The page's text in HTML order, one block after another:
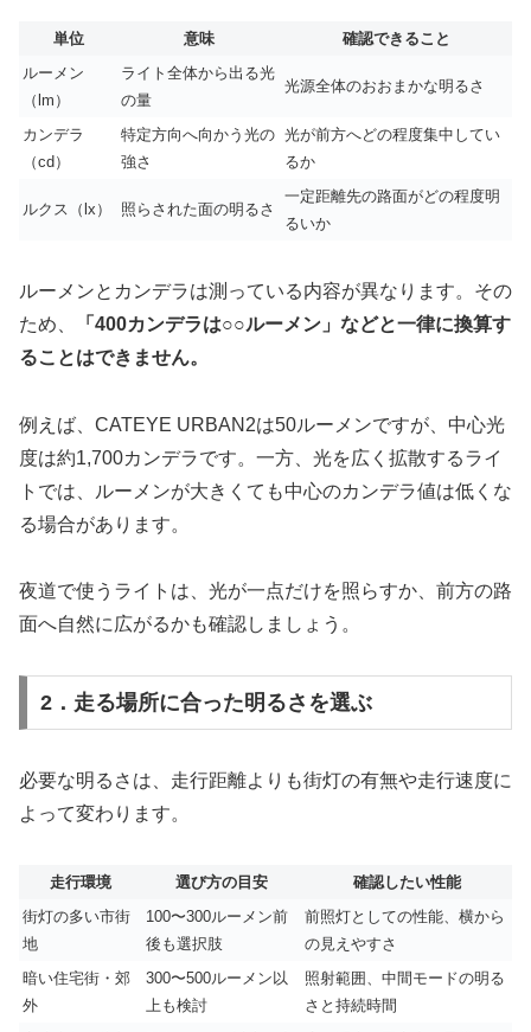
単位 意味
確認できること
ルーメン
（lm）
ライト全体から出る光
の量
光源全体のおおまかな明るさ
カンデラ
（cd）
特定方向へ向かう光の
強さ
光が前方へどの程度集中してい
るか
ルクス（lx） 照らされた面の明るさ
一定距離先の路面がどの程度明
るいか
ルーメンとカンデラは測っている内容が異なります。その
ため、
「400カンデラは○○ルーメン」などと一律に換算す
ることはできません。
例えば、CATEYE URBAN2は50ルーメンですが、中心光
度は約1,700カンデラです。一方、光を広く拡散するライ
トでは、ルーメンが大きくても中心のカンデラ値は低くな
る場合があります。
夜道で使うライトは、光が一点だけを照らすか、前方の路
面へ自然に広がるかも確認しましょう。
2．走る場所に合った明るさを選ぶ
必要な明るさは、走行距離よりも街灯の有無や走行速度に
よって変わります。
走行環境 選び方の目安
確認したい性能
街灯の多い市街
地
100〜300ルーメン前
後も選択肢
前照灯としての性能、横から
の見えやすさ
暗い住宅街・郊
外
300〜500ルーメン以
上も検討
照射範囲、中間モードの明る
さと持続時間